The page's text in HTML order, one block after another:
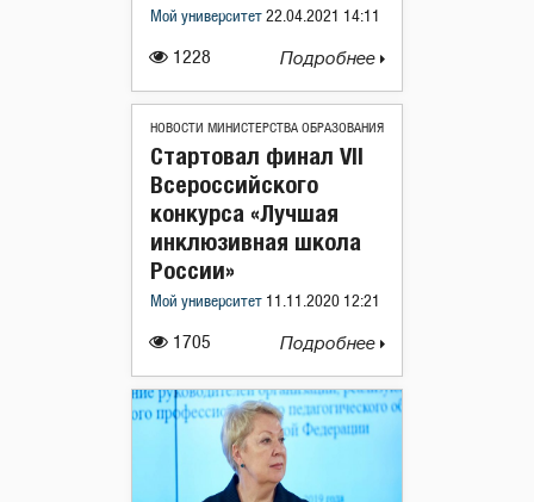
1228
Мой университет 22.04.2021 14:11
Подробнее
НОВОСТИ МИНИСТЕРСТВА ОБРАЗОВАНИЯ
1705
Стартовал финал VII
Всероссийского
конкурса «Лучшая
инклюзивная школа
России»
Мой университет 11.11.2020 12:21
Подробнее